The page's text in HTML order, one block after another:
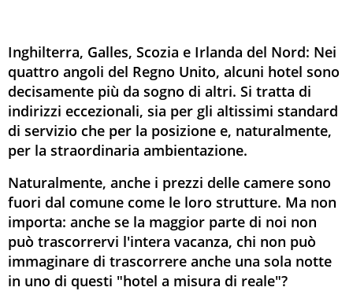
Inghilterra, Galles, Scozia e Irlanda del Nord: Nei
quattro angoli del Regno Unito, alcuni hotel sono
decisamente più da sogno di altri. Si tratta di
indirizzi eccezionali, sia per gli altissimi standard
di servizio che per la posizione e, naturalmente,
per la straordinaria ambientazione.
Naturalmente, anche i prezzi delle camere sono
fuori dal comune come le loro strutture. Ma non
importa: anche se la maggior parte di noi non
può trascorrervi l'intera vacanza, chi non può
immaginare di trascorrere anche una sola notte
in uno di questi "hotel a misura di reale"?